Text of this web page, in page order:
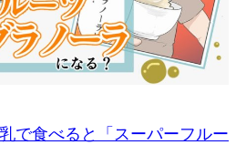
で食べると「スーパーフルー